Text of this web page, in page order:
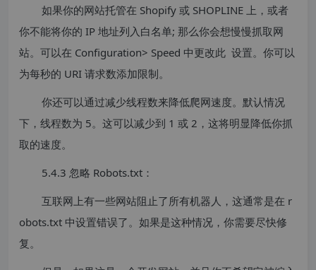
如果你的网站托管在 Shopify 或 SHOPLINE 上，或者
你不能将你的 IP 地址列入白名单; 那么你会想慢慢抓取网
站。可以在 Configuration> Speed 中更改此 设置。你可以
为每秒的 URI 请求数添加限制。
你还可以通过减少线程数来降低爬网速度。默认情况
下，线程数为 5。这可以减少到 1 或 2，这将明显降低你抓
取的速度。
5.4.3 忽略 Robots.txt：
互联网上有一些网站阻止了所有机器人，这通常是在 r
obots.txt 中设置错误了。如果是这种情况，你需要尽快修
复。